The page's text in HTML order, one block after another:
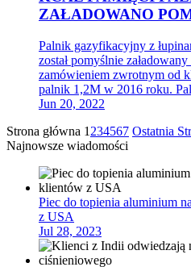
ZAŁADOWANO
Palnik gazyfikacyjny z
został pomyślnie
zamówieniem zwrotnym od
palnik 1,2M w 2016 roku.
Jun 20, 2022
Strona główna 1 234567 Ostatnia
Najnowsze wiadomości
Piec do topienia aluminium
z USA
Jul 28, 2023